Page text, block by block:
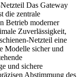
Das Gateway
die zentrale
Betrieb moderner
Zuverlässigkeit,
Netzteil eine
Modelle sicher und
und sichere
Abstimmung des